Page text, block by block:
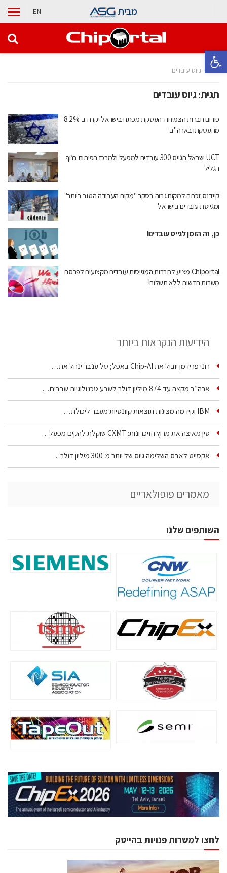
פתח סרגל נגישות
מבית EN
בית גיוס עובדים
תגית:גיוס עובדים
פורום חברות הצמיחה: העסקת מפתח בישראל יקרה ב־8.2%
מהעסקתו בארה"ב
UCT ישראל תגייס 300 עובדים למפעל ולמרכז הפיתוח בנוף
הגליל
קיידנס זכתה למקום גבוה בסקר "מקום העבודה הטוב ביותר"
ומגייסת עובדים בישראל
כן, זה הזמן לגייס עובדים!
Chiportal מציע לחברות המגייסות עובדים מקצועים לפרסם
משרות חדשות ללא תשלום!
הידיעות הנקראות ביותר
רוני פרידמן יוביל את Chip‑AI באפל; טל ענבר ינהל את…
ארה״ב מקצה עד 874 מיליון דולר לשבע טכנולוגיות שבבים…
IBM וקידמה מציגות תוצאות קוונטיות מעבר ליכולת…
סין מאיצה את מרוץ הזיכרונות: CXMT שוקלת להקים מפעל…
אקסייט לאבס השלימה גיוס של יותר מ־300 מיליון דולר…
מאמרים פופולאריים
השותפים שלנו
לחצו למשרות פנויות בהייטק